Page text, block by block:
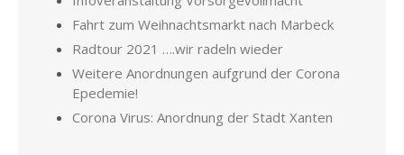
Fahrt zum Weihnachtsmarkt nach Marbeck
Radtour 2021 ….wir radeln wieder
Weitere Anordnungen aufgrund der Corona
Epedemie!
Corona Virus: Anordnung der Stadt Xanten